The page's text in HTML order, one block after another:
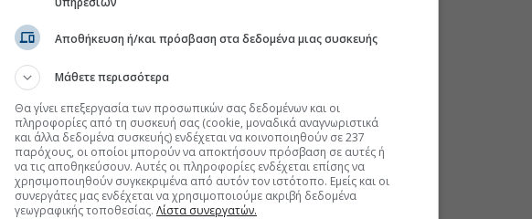
Αποθήκευση ή/και πρόσβαση στα δεδομένα μιας συσκευής
Μάθετε περισσότερα
Θα γίνει επεξεργασία των προσωπικών σας δεδομένων και οι
πληροφορίες από τη συσκευή σας (cookie, μοναδικά αναγνωριστικά
και άλλα δεδομένα συσκευής) ενδέχεται να κοινοποιηθούν σε 237
παρόχους, οι οποίοι μπορούν να αποκτήσουν πρόσβαση σε αυτές ή
να τις αποθηκεύσουν. Αυτές οι πληροφορίες ενδέχεται επίσης να
χρησιμοποιηθούν συγκεκριμένα από αυτόν τον ιστότοπο. Εμείς και οι
συνεργάτες μας ενδέχεται να χρησιμοποιούμε ακριβή δεδομένα
γεωγραφικής τοποθεσίας. Λίστα συνεργατών.